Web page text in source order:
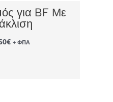
για BF Με
€ + ΦΠΑ